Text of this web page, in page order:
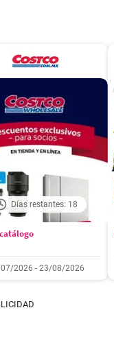
Días restantes: 18
2026 - 23/08/2026